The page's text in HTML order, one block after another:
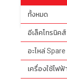
ทั้งหมด
อีเล็คโทรนิค
อะไหล่
เครื่องใช้ไฟ
ตัวกรอง